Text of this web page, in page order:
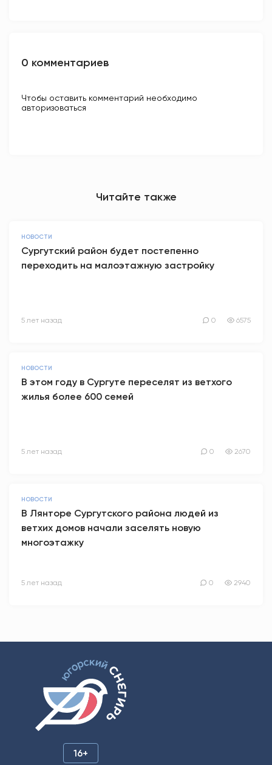
0 комментариев
Чтобы оставить комментарий необходимо
авторизоваться
Читайте также
НОВОСТИ
Сургутский район будет постепенно
переходить на малоэтажную застройку
5 лет назад 0 6575
НОВОСТИ
В этом году в Сургуте переселят из ветхого
жилья более 600 семей
5 лет назад 0 2670
НОВОСТИ
В Лянторе Сургутского района людей из
ветхих домов начали заселять новую
многоэтажку
5 лет назад 0 2940
16+